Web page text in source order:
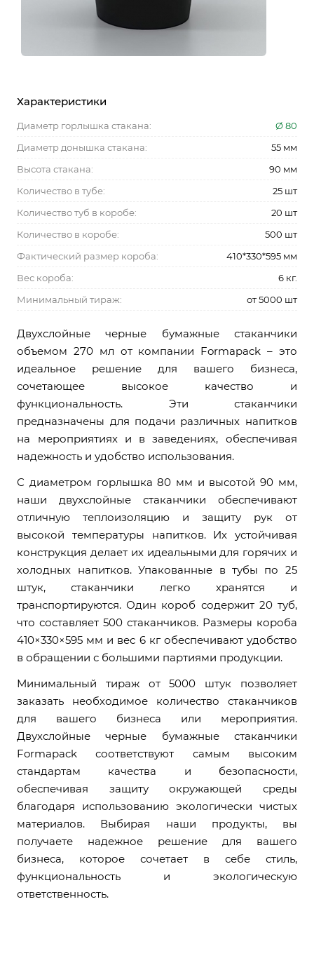
Характеристики
Диаметр горлышка стакана:
Ø 80
Диаметр донышка стакана:
55 мм
Высота стакана:
90 мм
Количество в тубе:
25 шт
Количество туб в коробе:
20 шт
Количество в коробе:
500 шт
Фактический размер короба:
410*330*595 мм
Вес короба:
6 кг.
Минимальный тираж:
от 5000 шт
Двухслойные черные бумажные стаканчики
объемом 270 мл от компании Formapack – это
идеальное решение для вашего бизнеса,
сочетающее высокое качество и
функциональность. Эти стаканчики
предназначены для подачи различных напитков
на мероприятиях и в заведениях, обеспечивая
надежность и удобство использования.
С диаметром горлышка 80 мм и высотой 90 мм,
наши двухслойные стаканчики обеспечивают
отличную теплоизоляцию и защиту рук от
высокой температуры напитков. Их устойчивая
конструкция делает их идеальными для горячих и
холодных напитков. Упакованные в тубы по 25
штук, стаканчики легко хранятся и
транспортируются. Один короб содержит 20 туб,
что составляет 500 стаканчиков. Размеры короба
410×330×595 мм и вес 6 кг обеспечивают удобство
в обращении с большими партиями продукции.
Минимальный тираж от 5000 штук позволяет
заказать необходимое количество стаканчиков
для вашего бизнеса или мероприятия.
Двухслойные черные бумажные стаканчики
Formapack соответствуют самым высоким
стандартам качества и безопасности,
обеспечивая защиту окружающей среды
благодаря использованию экологически чистых
материалов. Выбирая наши продукты, вы
получаете надежное решение для вашего
бизнеса, которое сочетает в себе стиль,
функциональность и экологическую
ответственность.